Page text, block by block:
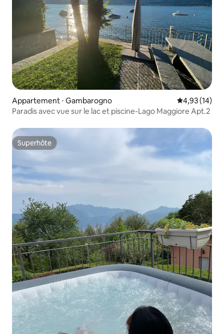
Appartement ⋅ Gambarogno Évaluation
4,93 (14)
Paradis avec vue sur le lac et piscine-Lago Maggiore Apt.2
Superhôte
Superhôte